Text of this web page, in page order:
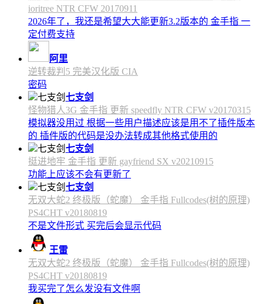
ioritree NTR CFW 20170911
2026年了，我还是希望大大能更新3.2版本的 金手指 一
定付费支持
阿里
逆转裁判5 完美汉化版 CIA
密码
七支剑
怪物猎人3G 金手指 更新 speedfly NTR CFW v20170315
模拟器没用过 根据一些用户描述应该是用不了插件版本
的 插件版的代码是没办法转成其他格式使用的
七支剑
挺进地牢 金手指 更新 gayfriend SX v20210915
功能上应该不会有更新了
七支剑
无双大蛇2 终极版（蛇魔） 金手指 Fullcodes(树的原理)
PS4CHT v20180819
不是文件形式 买完后会显示代码
王雷
无双大蛇2 终极版（蛇魔） 金手指 Fullcodes(树的原理)
PS4CHT v20180819
我买完了怎么发没有文件啊